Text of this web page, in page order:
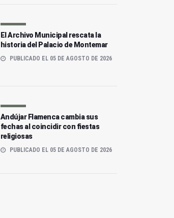
El Archivo Municipal rescata la
historia del Palacio de Montemar
PUBLICADO EL 05 DE AGOSTO DE 2026
Andújar Flamenca cambia sus
fechas al coincidir con fiestas
religiosas
PUBLICADO EL 05 DE AGOSTO DE 2026